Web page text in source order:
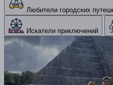
Любители городских
Искатели приключений